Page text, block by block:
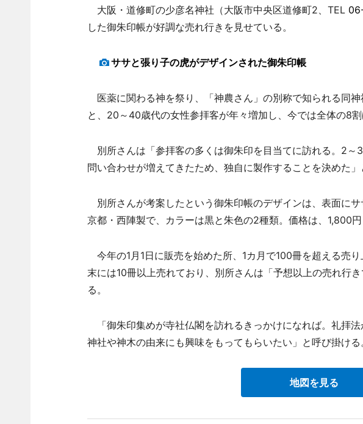
大阪・道修町の少彦名神社（大阪市中央区道修町2、TEL
した御朱印帳が好調な売れ行きを見せている。
ササと張り子の虎がデザインされた御朱印帳
医薬に関わる神を祭り、「神農さん」の別称で知られる同
と、20～40歳代の女性参拝客が年々増加し、今では全体の8割
別所さんは「参拝客の多くは御朱印を目当てに訪れる。2～
問い合わせが増えてきたため、独自に製作することを決めた」
別所さんが考案したという御朱印帳のデザインは、表面にサ
京都・西陣製で、カラーは黒と朱色の2種類。価格は、1,800円
今年の1月1日に販売を始めた所、1カ月で100冊を超える売
末には10冊以上売れており、別所さんは「予想以上の売れ行
る。
「御朱印集めが寺社仏閣を訪れるきっかけになれば。礼拝法
神社や神木の由来にも興味をもってもらいたい」と呼び掛ける
地図を見る